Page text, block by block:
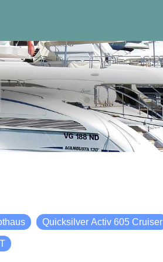
Quicksilver Activ 605 Cruiser